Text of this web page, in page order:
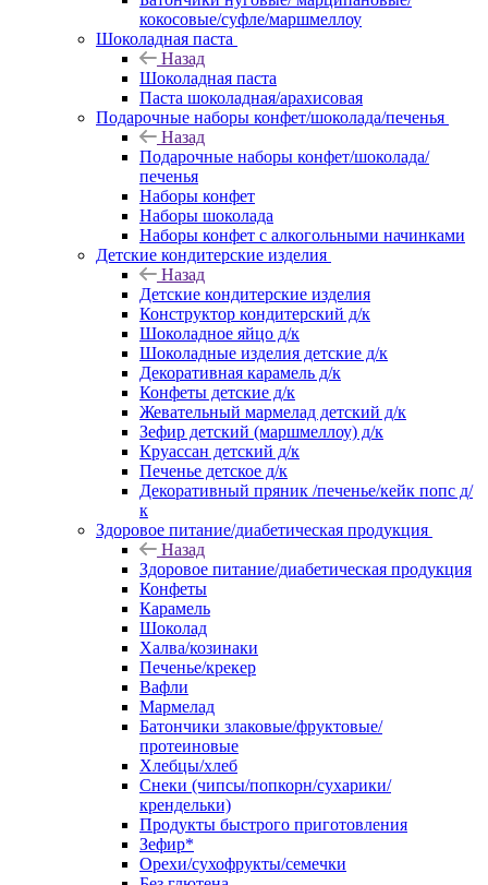
кокосовые/суфле/маршмеллоу
Шоколадная паста
Назад
Шоколадная паста
Паста шоколадная/арахисовая
Подарочные наборы конфет/шоколада/печенья
Назад
Подарочные наборы конфет/шоколада/
печенья
Наборы конфет
Наборы шоколада
Наборы конфет с алкогольными начинками
Детские кондитерские изделия
Назад
Детские кондитерские изделия
Конструктор кондитерский д/к
Шоколадное яйцо д/к
Шоколадные изделия детские д/к
Декоративная карамель д/к
Конфеты детские д/к
Жевательный мармелад детский д/к
Зефир детский (маршмеллоу) д/к
Круассан детский д/к
Печенье детское д/к
Декоративный пряник /печенье/кейк попс д/
к
Здоровое питание/диабетическая продукция
Назад
Здоровое питание/диабетическая продукция
Конфеты
Карамель
Шоколад
Халва/козинаки
Печенье/крекер
Вафли
Мармелад
Батончики злаковые/фруктовые/
протеиновые
Хлебцы/хлеб
Снеки (чипсы/попкорн/сухарики/
крендельки)
Продукты быстрого приготовления
Зефир*
Орехи/сухофрукты/семечки